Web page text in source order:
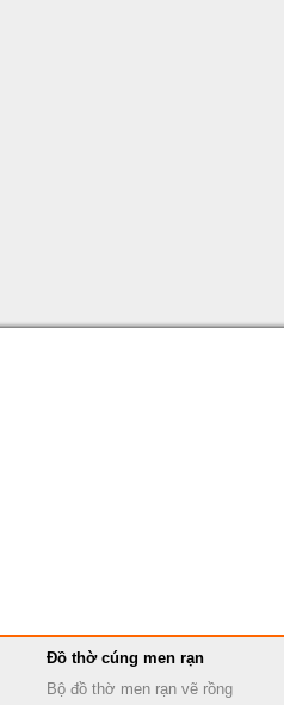
Đồ thờ cúng men rạn
Bộ đồ thờ men rạn vẽ rồng